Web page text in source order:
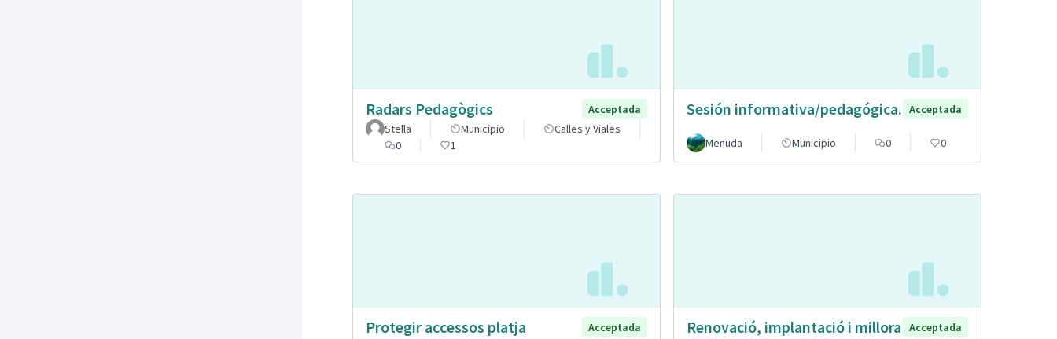
Radars Pedagògics
Acceptada
Stella
Municipio
Calles y Viales
0
1
Sesión informativa/pedagógica. Acceptada
Menuda Municipio 0 0
Protegir accessos platja Acceptada
Renovació, implantació i millora
Acceptada